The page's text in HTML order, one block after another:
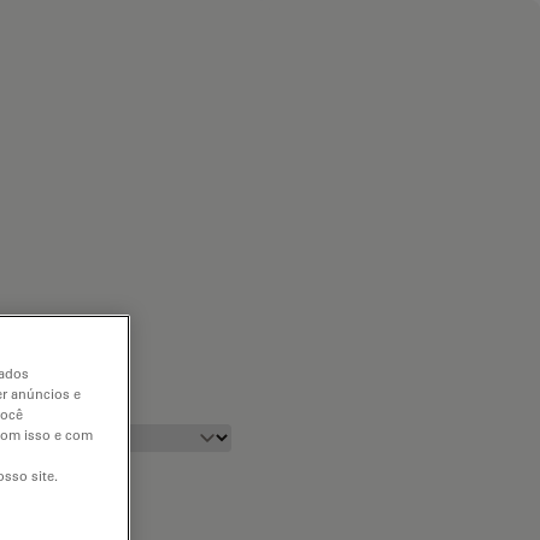
anúncios e
isso e com
site.